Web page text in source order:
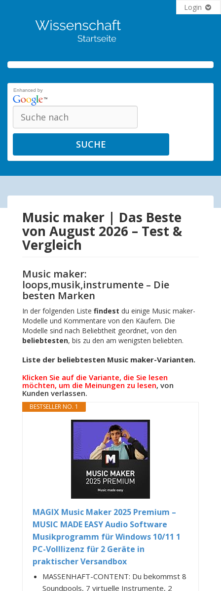
Login
SUCHE
Music maker | Das Beste
von August 2026 – Test &
Vergleich
Music maker:
loops,musik,instrumente – Die
besten Marken
In der folgenden Liste findest du einige Music maker-
Modelle und Kommentare von den Käufern. Die
Modelle sind nach Beliebtheit geordnet, von den
beliebtesten, bis zu den am wenigsten beliebten.
Liste der beliebtesten Music maker-Varianten.
Klicken Sie auf die Variante, die Sie lesen
möchten, um die Meinungen zu lesen, von
Kunden verlassen.
BESTSELLER NO. 1
MAGIX Music Maker 2025 Premium –
MUSIC MADE EASY Audio Software
Musikprogramm für Windows 10/11 1
PC-Volllizenz für 2 Geräte in
praktischer Versandbox
MASSENHAFT-CONTENT: Du bekommst 8
Soundpools, 7 virtuelle Instrumente, 2